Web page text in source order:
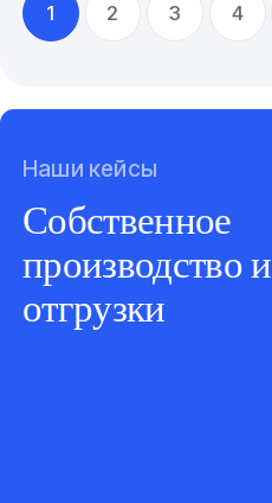
1 2 3 4
Наши кейсы
Собственное
производство и
отгрузки